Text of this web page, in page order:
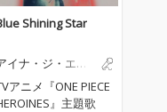
Shining Star
イナ・ジ・エン
アニメ『ONE PIECE
』主題歌